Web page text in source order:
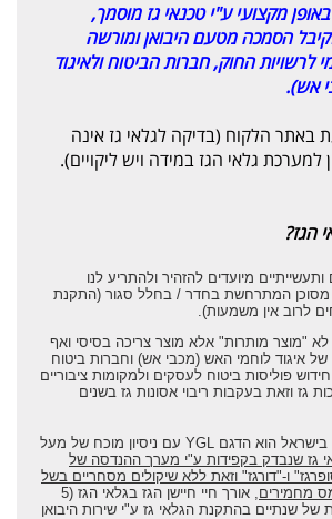
מקצועי ע"י טכנאי גז מוסמך,
הסמכה מטעם היבואן ומורשה
לרשויות החוק, חברות הביטוח ולאיגוד
אש).
הלקוח (בדיקה לגלאי גז אינה
למערכת גלאי הגז במידה ויש ליקויים).
הגז?
מיועדים להזהיר ולהתריע לנו
המתרחשת בחדר / בחלל סגור (התקנת
לרוב אין משמעות).
לא "מוצר מותרות" אלא מוצר צריכה בסיסי ואף
איגוד לוחמי האש (מכבי אש) וחברות ביטוח
פוליסות ביטוח לעסקים ולמקומות ציבוריים
גז וזאת בעקבות ריבוי אסונות גז בשנים
בישראל הוא הדגם YGL עם ניסיון מוכח של מעל
גז שנבדק בקפידות ע"י מערך ההנדסה של
ו-"דורגז" וזאת ללא שיקולים מסחריים בשל
מחמירים
, אורך חיי חיישן הגז בגלאי הגז (5
שנתיים בהתקנת הגלאי גז ע"י שירות היבואן